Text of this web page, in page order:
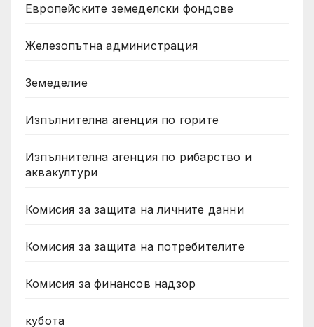
Европейските земеделски фондове
Железопътна администрация
Земеделие
Изпълнителна агенция по горите
Изпълнителна агенция по рибарство и
аквакултури
Комисия за защита на личните данни
Комисия за защита на потребителите
Комисия за финансов надзор
кубота